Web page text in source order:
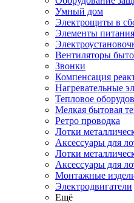
Умный дом
Электрощиты в
Элементы
Вентиляторы
Звонки
Компенсация
Нагревательные
Тепловое
Мелкая бытовая
Ретро проводка
Лотки
Аксессуары для
Лотки
Аксессуары для
Монтажные
Электродвигатели
Ещё